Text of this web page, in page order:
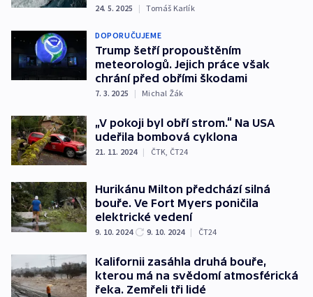
24. 5. 2025 | Tomáš Karlík
DOPORUČUJEME
Trump šetří propouštěním
meteorologů. Jejich práce však
chrání před obřími škodami
7. 3. 2025 | Michal Žák
„V pokoji byl obří strom.“ Na USA
udeřila bombová cyklona
21. 11. 2024 | ČTK ČT24
Hurikánu Milton předchází silná
bouře. Ve Fort Myers poničila
elektrické vedení
9. 10. 2024 9. 10. 2024 | ČT24
Kalifornii zasáhla druhá bouře,
kterou má na svědomí atmosférická
řeka. Zemřeli tři lidé